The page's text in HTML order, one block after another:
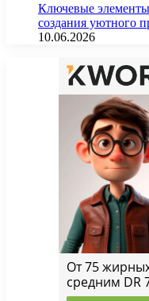
Ключевые элементы
создания уютного
10.06.2026